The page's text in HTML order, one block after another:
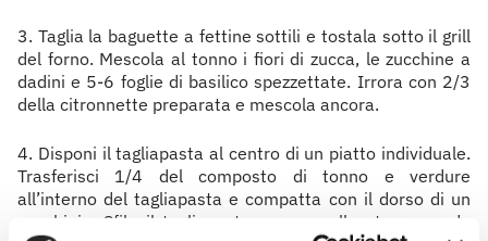
3. Taglia la baguette a fettine sottili e tostala sotto il grill
del forno. Mescola al tonno i fiori di zucca, le zucchine a
dadini e 5-6 foglie di basilico spezzettate. Irrora con 2/3
della citronnette preparata e mescola ancora.
4. Disponi il tagliapasta al centro di un piatto individuale.
Trasferisci 1/4 del composto di tonno e verdure
all’interno del tagliapasta e compatta con il dorso di un
cucchiaio. Sfila il tagliapasta e crea nello stesso modo